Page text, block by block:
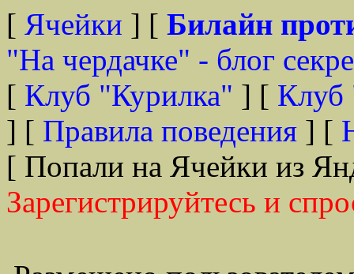
[ Ячейки ] [ Билайн
"На чердачке" - блог
[ Клуб "Курилка" ] [ Клуб
] [ Правила поведения ] [
[ Попали на Ячейки из
Зарегистрируйтесь и